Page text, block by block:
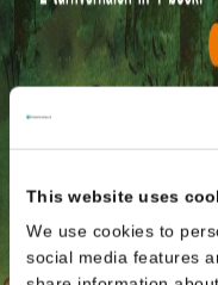
This website uses
We use cookies to
social media features